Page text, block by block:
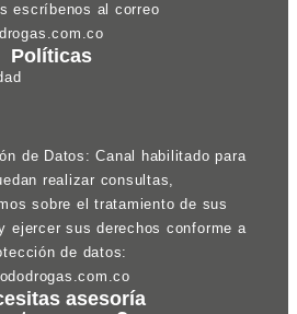
escríbenos al correo
Políticas
de Datos: Canal habilitado para
realizar consultas,
sobre el tratamiento de sus
ejercer sus derechos conforme a
de datos:
asesoría